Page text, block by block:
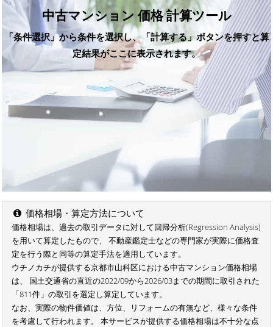
中古マンション 価格 計算ツール
「条件選択」から条件を選択し、「計算する」ボタンを押すと算
定結果がここに表示されます。
価格相場・算定方法について
価格相場は、過去の取引データに対して回帰分析(Regression Analysis)
を用いて算定したもので、 不動産鑑定士などの専門家が実際に価格査
定を行う際と同等の算定手法を適用しています。
ウチノカチが提供する京都市山科区における中古マンション価格相場
は、 国土交通省の直近の2022/09から2026/03までの期間に取引された
「811件」の取引を選定し算定しています。
なお、実際の物件価値は、方位、リフォームの有無など、様々な条件
を考慮して行われます。 本サービスが提供する価格相場は不十分な点